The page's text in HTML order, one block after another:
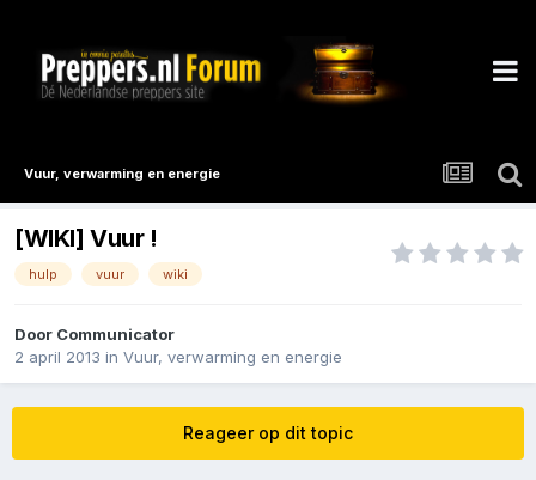
Vuur, verwarming en energie
[WIKI] Vuur !
hulp vuur wiki
Door Communicator
2 april 2013 in Vuur, verwarming en energie
Reageer op dit topic